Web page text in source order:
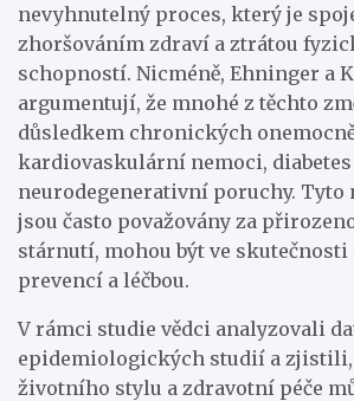
nevyhnutelný proces, který je
zhoršováním zdraví a ztrátou
schopností. Nicméně, Ehninger a
argumentují, že mnohé z těchto
důsledkem chronických
kardiovaskulární nemoci, diabetes
neurodegenerativní poruchy. Tyto
jsou často považovány za
stárnutí, mohou být ve
prevencí a léčbou.
V rámci studie vědci analyzovali
epidemiologických studií a zjistili,
životního stylu a zdravotní péče